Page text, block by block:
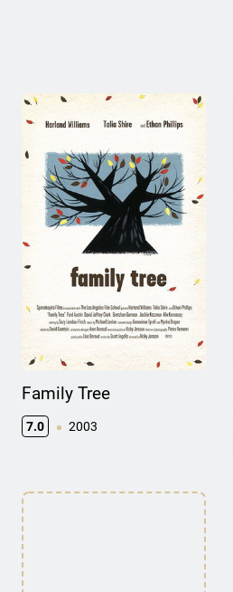
Family Tree
7.0 2003